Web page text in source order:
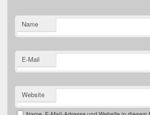
Name
E-Mail
Website